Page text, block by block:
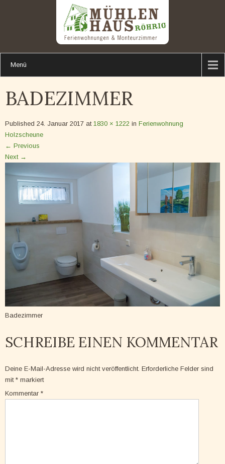
Menü
BADEZIMMER
Published 24. Januar 2017 at 1830 × 1222 in Ferienwohnung
Holzscheune
← Previous
Next →
Badezimmer
SCHREIBE EINEN KOMMENTAR
Deine E-Mail-Adresse wird nicht veröffentlicht. Erforderliche Felder sind
mit * markiert
Kommentar *